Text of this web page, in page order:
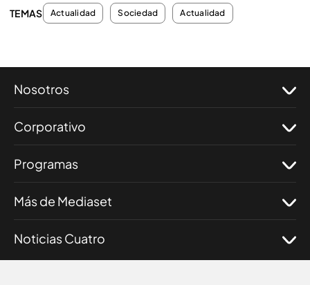
TEMAS Actualidad Sociedad Actualidad
Nosotros
Corporativo
Programas
Más de Mediaset
Noticias Cuatro